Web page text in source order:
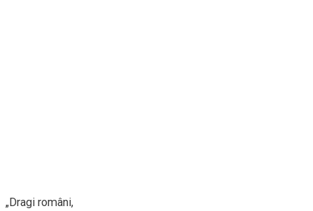
„Dragi români,